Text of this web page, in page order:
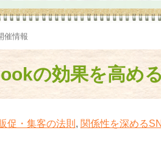
催情報
の効果を高め
促・集客の法則 , 関係性を深める